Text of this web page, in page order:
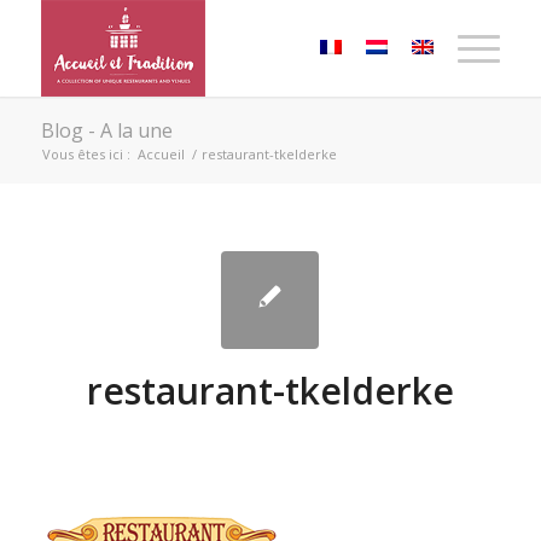
Blog - A la une
Vous êtes ici : Accueil / restaurant-tkelderke
restaurant-tkelderke